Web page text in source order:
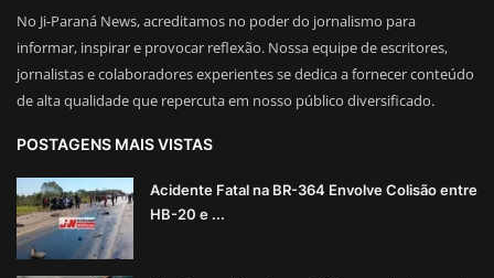
No Ji-Paraná News, acreditamos no poder do jornalismo para
informar, inspirar e provocar reflexão. Nossa equipe de escritores,
jornalistas e colaboradores experientes se dedica a fornecer conteúdo
de alta qualidade que repercuta em nosso público diversificado.
POSTAGENS MAIS VISTAS
Acidente Fatal na BR-364 Envolve Colisão entre
HB-20 e ...